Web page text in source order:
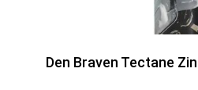
Den Braven Tectane